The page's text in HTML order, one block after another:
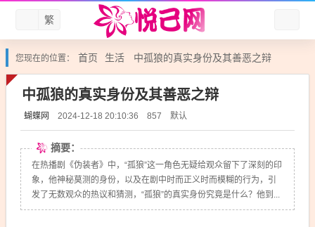
繁
您现在的位置： 首页 生活 中孤狼的真实身份及其善恶之辩
中孤狼的真实身份及其善恶之辩
蝴蝶网 2024-12-18 20:10:36 857 默认
摘要：
在热播剧《伪装者》中，“孤狼”这一角色无疑给观众留下了深刻的印
象，他神秘莫测的身份，以及在剧中时而正义时而模糊的行为，引
发了无数观众的热议和猜测，“孤狼”的真实身份究竟是什么？他到...